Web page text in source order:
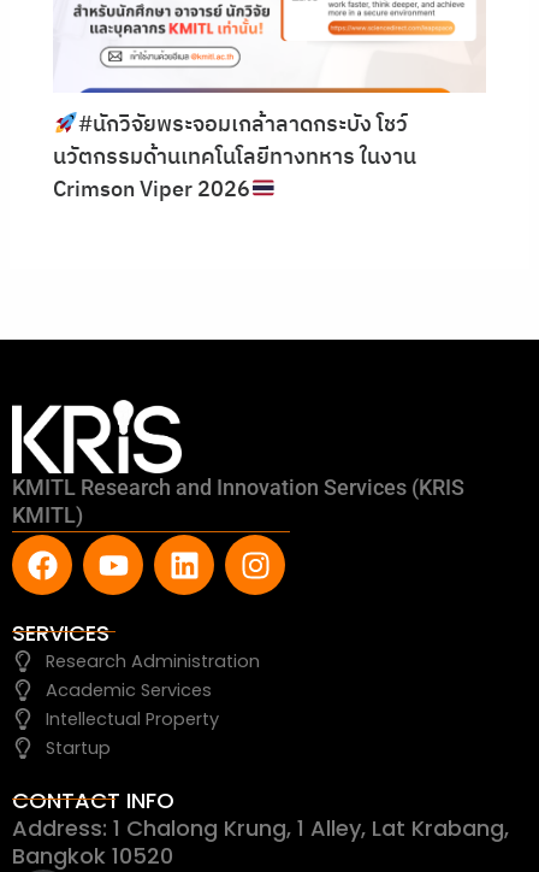
#นักวิจัยพระจอมเกล้าลาดกระบัง โชว์
นวัตกรรมด้านเทคโนโลยีทางทหาร ในงาน
Crimson Viper 2026
KMITL Research and Innovation Services (KRIS
KMITL)
F
a
c
e
b
o
o
k
Y
o
u
t
u
b
e
L
i
n
e
d
i
I
n
s
a
SERVICES
Research Administration
Academic Services
Intellectual Property
Startup
CONTACT INFO
Address: 1 Chalong Krung, 1 Alley, Lat Krabang,
Bangkok 10520